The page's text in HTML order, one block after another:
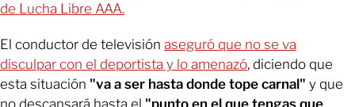
de Lucha Libre AAA.
El conductor de televisión aseguró que no se va
disculpar con el deportista y lo amenazó, diciendo que
esta situación "va a ser hasta donde tope carnal" y que
no descansará hasta el "punto en el que tengas que